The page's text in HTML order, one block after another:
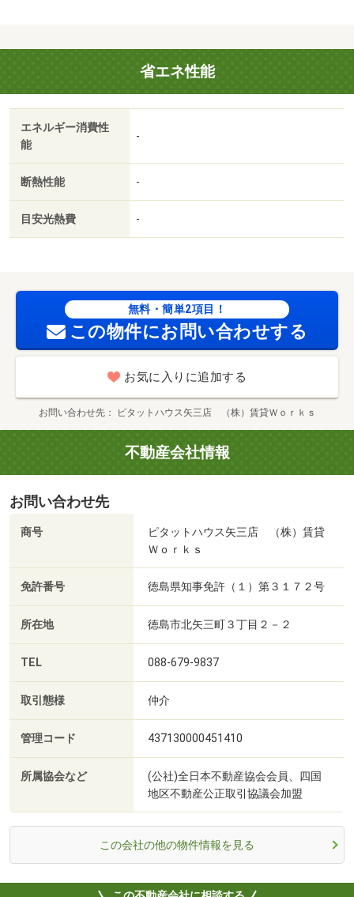
ンを通じて室内から会話することができます。/クリーニン
グ費用 60000円/鍵セット費 3300円
省エネ性能
エネルギー消費性
能
-
断熱性能 -
目安光熱費 -
無料・簡単2項目！
この物件にお問い合わせする
お気に入りに追加する
お問い合わせ先 ピタットハウス矢三店 （株）賃貸Ｗｏｒｋｓ
不動産会社情報
お問い合わせ先
商号
ピタットハウス矢三店 （株）賃貸
Ｗｏｒｋｓ
免許番号 徳島県知事免許（１）第３１７２号
所在地 徳島市北矢三町３丁目２－２
TEL 088-679-9837
取引態様 仲介
管理コード 437130000451410
所属協会など
(公社)全日本不動産協会会員、四国
地区不動産公正取引協議会加盟
この会社の他の物件情報を見る